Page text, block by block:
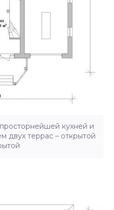
кухней и
двух террас – открытой